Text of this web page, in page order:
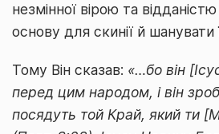
незмінної вірою та
основу для скинії й шанувати
Тому Він сказав: «…бо він
перед цим народом, і він
посядуть той Край, який ти